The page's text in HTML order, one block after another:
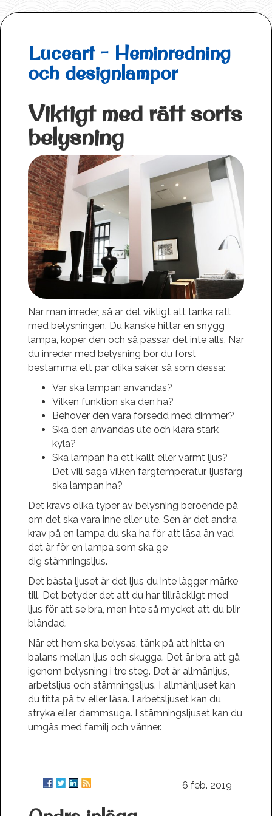
Luceart - Heminredning
och designlampor
Viktigt med rätt sorts
belysning
När man inreder, så är det viktigt att tänka rätt
med belysningen. Du kanske hittar en snygg
lampa, köper den och så passar det inte alls. När
du inreder med belysning bör du först
bestämma ett par olika saker, så som dessa:
Var ska lampan användas?
Vilken funktion ska den ha?
Behöver den vara försedd med dimmer?
Ska den användas ute och klara stark
kyla?
Ska lampan ha ett kallt eller varmt ljus?
Det vill säga vilken färgtemperatur, ljusfärg
ska lampan ha?
Det krävs olika typer av belysning beroende på
om det ska vara inne eller ute. Sen är det andra
krav på en lampa du ska ha för att läsa än vad
det är för en lampa som ska ge
dig stämningsljus.
Det bästa ljuset är det ljus du inte lägger märke
till. Det betyder det att du har tillräckligt med
ljus för att se bra, men inte så mycket att du blir
bländad.
När ett hem ska belysas, tänk på att hitta en
balans mellan ljus och skugga. Det är bra att gå
igenom belysning i tre steg. Det är allmänljus,
arbetsljus och stämningsljus. I allmänljuset kan
du titta på tv eller läsa. I arbetsljuset kan du
stryka eller dammsuga. I stämningsljuset kan du
umgås med familj och vänner.
6 feb. 2019